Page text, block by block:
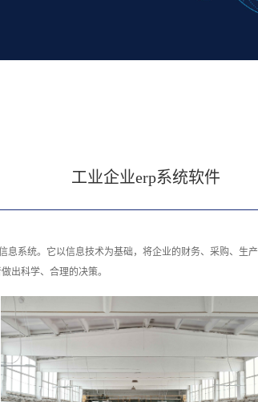
工业企业erp系统软件
息系统。它以信息技术为基础，将企业的财务、采购、
出科学、合理的决策。